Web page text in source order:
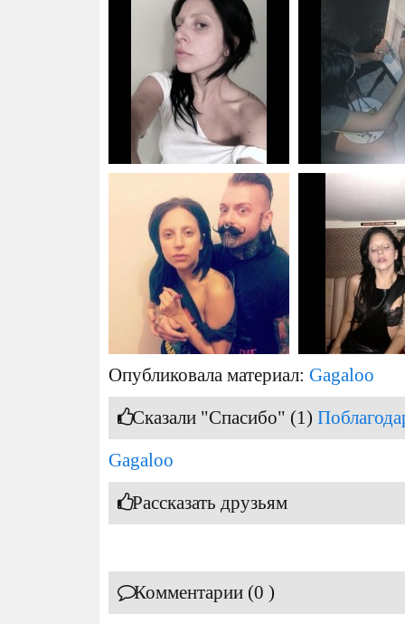
Опубликовала материал: Gagaloo
Сказали "Спасибо" (1)
Gagaloo
Рассказать друзьям
Комментарии (0 )